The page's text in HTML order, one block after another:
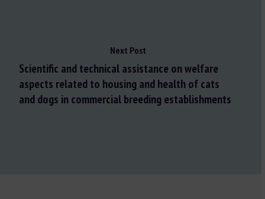
Next Post
Scientific and technical assistance on welfare
aspects related to housing and health of cats
and dogs in commercial breeding establishments